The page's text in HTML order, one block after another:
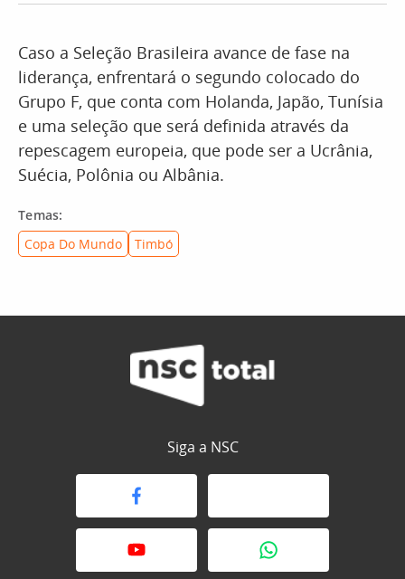
Caso a Seleção Brasileira avance de fase na
liderança, enfrentará o segundo colocado do
Grupo F, que conta com Holanda, Japão, Tunísia
e uma seleção que será definida através da
repescagem europeia, que pode ser a Ucrânia,
Suécia, Polônia ou Albânia.
Temas:
Copa Do Mundo
Timbó
Siga a NSC